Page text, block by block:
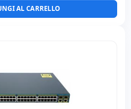
AL CARRELLO